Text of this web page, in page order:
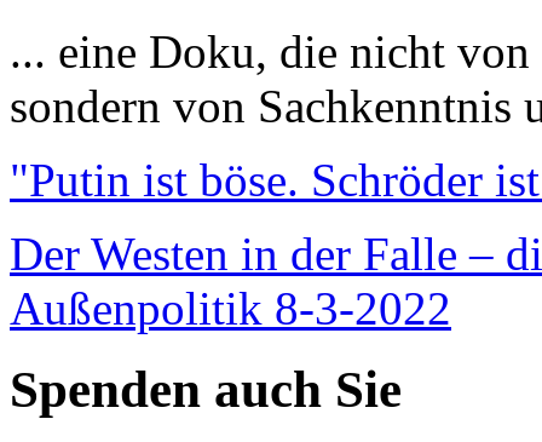
... eine Doku, die nicht
sondern von Sachkenntnis
"Putin ist böse. Schröder
Der Westen in der Falle –
Außenpolitik 8-3-2022
Spenden auch Sie